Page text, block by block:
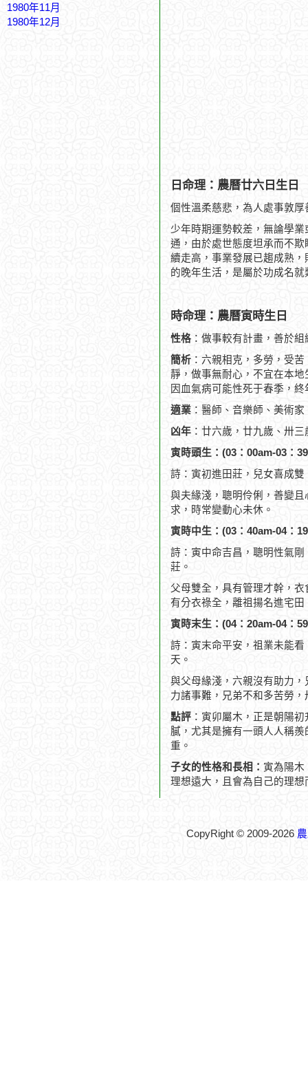
1980年11月
1980年12月
日命理：農曆廿六日生日
個性溫柔慈悲，為人處事敦
少年時期運勢較差，無論學
通，由於處世態度坦承而不
續走高，事業發展已趨成熟
的晚年生活，是屬於功成名就
時命理：農曆寅時生日
性格 ：做事較有計畫，善於
簡析 ：六親相克，多勞，受
靜，做事無耐心，不宜在本
因血氣病可能性死于春季，終
適業 ：醫師、音樂師、美術
凶年 ：廿六歲，廿九歲、卅
寅時頭生：(03：00am-03：
詩：寅初進田莊，兒女喜成
與夫緣淺，聰明伶俐，善變
求，時常變動心未休。
寅時中生：(03：40am-04：
詩：寅中命吉昌，聰明性氣
莊。
父母雙全，具有管理才幹，
有分衣祿全，離祖揚名進宅田
寅時末生：(04：20am-04：
詩：寅末命平安，祖業未能
天。
與父母緣淺，六親沒有助力
力諸事難，兄弟不和多苦勞
點評 ：寅卯屬木，正是朝陽
膩，尤其是擁有一頭人人稱
重。
子女的性格和長相： 寅為陽木
理想遠大，且會為自己的理想
CopyRight © 2009-2026